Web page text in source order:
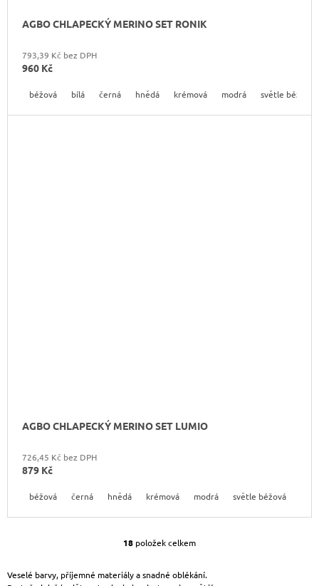
AGBO CHLAPECKÝ MERINO SET RONIK
793,39 Kč bez DPH
960 Kč
béžová bílá černá hnědá krémová modrá světle béžová
AGBO CHLAPECKÝ MERINO SET LUMIO
726,45 Kč bez DPH
879 Kč
béžová černá hnědá krémová modrá světle béžová
O
L
18 položek celkem
Veselé barvy, příjemné materiály a snadné oblékání.